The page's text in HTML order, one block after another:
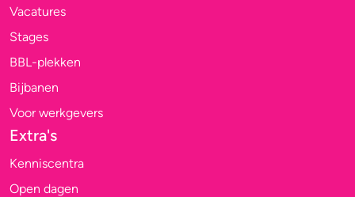
Vacatures
Stages
BBL-plekken
Bijbanen
Voor werkgevers
Extra's
Kenniscentra
Open dagen